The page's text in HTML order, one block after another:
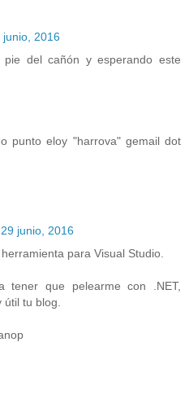
2016
del cañón y esperando este
punto eloy "harrova" gemail dot
junio, 2016
para Visual Studio.
tener que pelearme con .NET,
útil tu blog.